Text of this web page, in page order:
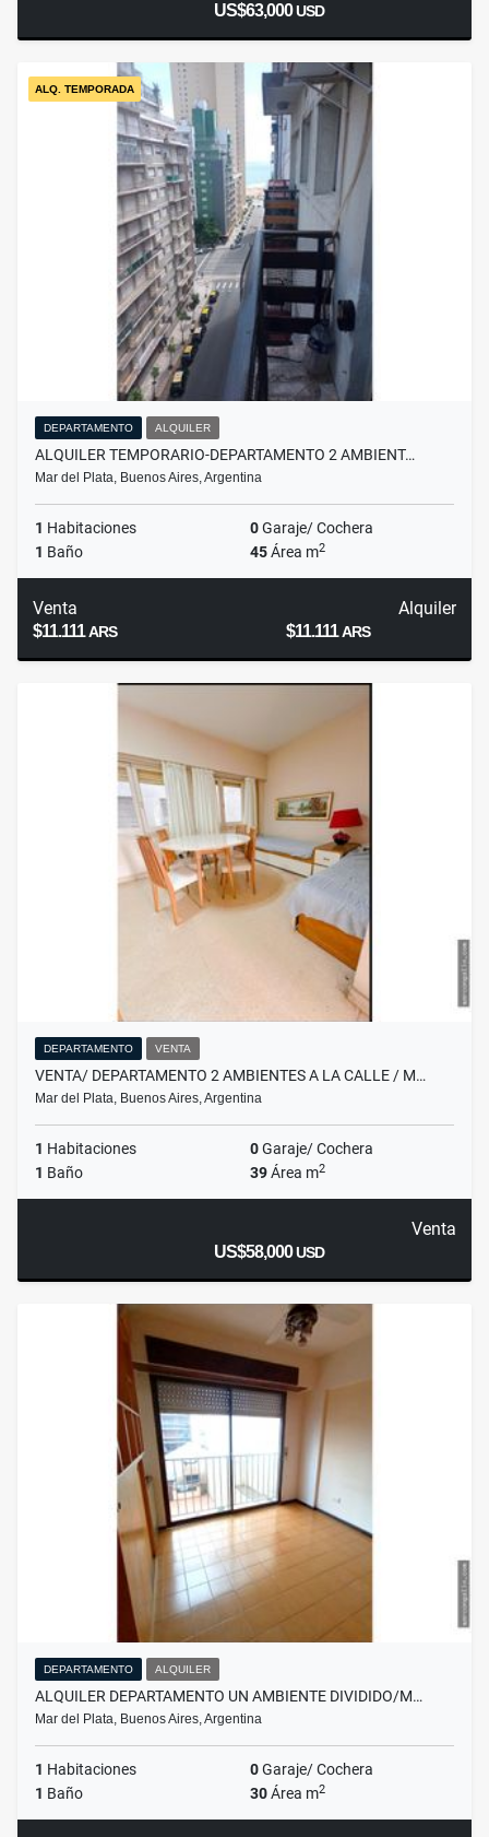
US$63,000USD
ALQ. TEMPORADA
DEPARTAMENTO ALQUILER
ALQUILER TEMPORARIO-DEPARTAMENTO 2 AMBIENT…
Mar del Plata, Buenos Aires, Argentina
1 Habitaciones 0Garaje/ Cochera
1 Baño 45Área m2
Venta
$11.111ARS
Alquiler
$11.111ARS
DEPARTAMENTO VENTA
VENTA/ DEPARTAMENTO 2 AMBIENTES A LA CALLE / M…
Mar del Plata, Buenos Aires, Argentina
1 Habitaciones 0Garaje/ Cochera
1 Baño 39Área m2
Venta
US$58,000USD
DEPARTAMENTO ALQUILER
ALQUILER DEPARTAMENTO UN AMBIENTE DIVIDIDO/M…
Mar del Plata, Buenos Aires, Argentina
1 Habitaciones 0Garaje/ Cochera
1 Baño 30Área m2